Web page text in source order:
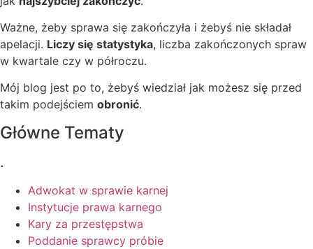
Ważne, żeby sprawa się zakończyła i żebyś nie składał
apelacji. Liczy się statystyka, liczba zakończonych spraw
w kwartale czy w półroczu.
Mój blog jest po to, żebyś wiedział jak możesz się przed
takim podejściem obronić.
Główne Tematy
.
Adwokat w sprawie karnej
Instytucje prawa karnego
Kary za przestępstwa
Poddanie sprawcy próbie